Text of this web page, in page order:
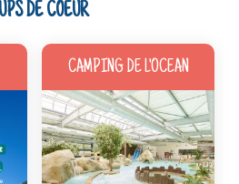
DE COEUR
CAMPING DE L'OCEAN